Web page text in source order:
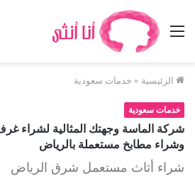
القائمة
الرئيسية » خدمات سعودية
خدمات سعودية
شركة الماسة وجهتك المثالية لشراء
وشراء مطابخ مستعملة بالرياض
شراء أثاث مستعمل شرق الرياض